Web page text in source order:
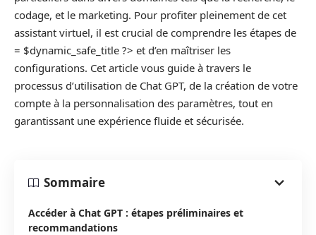
codage, et le marketing. Pour profiter pleinement de cet
assistant virtuel, il est crucial de comprendre les étapes de
= $dynamic_safe_title ?> et d’en maîtriser les
configurations. Cet article vous guide à travers le
processus d’utilisation de Chat GPT, de la création de votre
compte à la personnalisation des paramètres, tout en
garantissant une expérience fluide et sécurisée.
Sommaire
Accéder à Chat GPT : étapes préliminaires et
recommandations